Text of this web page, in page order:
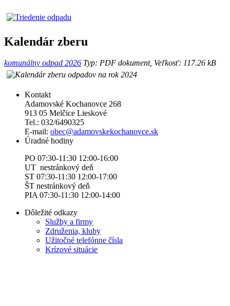
Kalendár zberu
komunálny odpad 2026 Typ: PDF dokument, Veľkosť: 117.26 kB
Kontakt
Adamovské Kochanovce 268
913 05 Melčice Lieskové
Tel.: 032/6490325
E-mail: obec@adamovskekochanovce.sk
Úradné hodiny
PO 07:30-11:30 12:00-16:00
UT nestránkový deň
ST 07:30-11:30 12:00-17:00
ŠT nestránkový deň
PIA 07:30-11:30 12:00-14:00
Dôležité odkazy
Služby a firmy
Združenia, kluby
Užitočné telefónne čísla
Krízové situácie